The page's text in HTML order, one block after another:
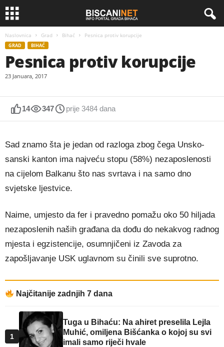
Naslovnica Grad Bihać Pesnica protiv korupcije
GRAD BIHAĆ
Pesnica protiv korupcije
23 Januara, 2017
14 347 prije 3484 dana
Sad znamo šta je jedan od razloga zbog čega Unsko-
sanski kanton ima najveću stopu (58%) nezaposlenosti
na cijelom Balkanu što nas svrtava i na samo dno
svjetske ljestvice.
Naime, umjesto da fer i pravedno pomažu oko 50 hiljada
nezaposlenih naših građana da dođu do nekakvog radnog
mjesta i egzistencije, osumnjičeni iz Zavoda za
zapošljavanje USK uglavnom su činili sve suprotno.
Najčitanije zadnjih 7 dana
1
Tuga u Bihaću: Na ahiret preselila Lejla
Muhić, omiljena Bišćanka o kojoj su svi
imali samo riječi hvale